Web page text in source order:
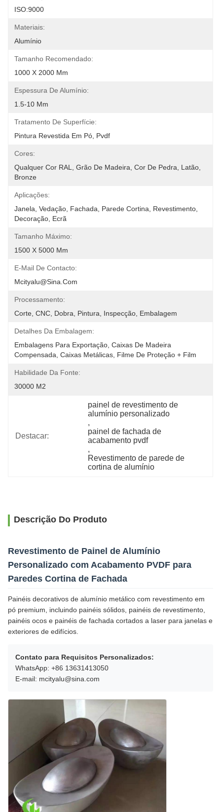
ISO:9000
Materiais:
Alumínio
Tamanho Recomendado:
1000 X 2000 Mm
Espessura De Alumínio:
1.5-10 Mm
Tratamento De Superfície:
Pintura Revestida Em Pó, Pvdf
Cores:
Qualquer Cor RAL, Grão De Madeira, Cor De Pedra, Latão,
Bronze
Aplicações:
Janela, Vedação, Fachada, Parede Cortina, Revestimento,
Decoração, Ecrã
Tamanho Máximo:
1500 X 5000 Mm
E-Mail De Contacto:
Mcityalu@sina.com
Processamento:
Corte, CNC, Dobra, Pintura, Inspecção, Embalagem
Detalhes Da Embalagem:
Embalagens Para Exportação, Caixas De Madeira
Compensada, Caixas Metálicas, Filme De Proteção + Film
Habilidade Da Fonte:
30000 M2
Destacar:
painel de revestimento de
alumínio personalizado
,
painel de fachada de
acabamento pvdf
,
Revestimento de parede de
cortina de alumínio
Descrição Do Produto
Revestimento de Painel de Alumínio
Personalizado com Acabamento PVDF para
Paredes Cortina de Fachada
Painéis decorativos de alumínio metálico com revestimento em
pó premium, incluindo painéis sólidos, painéis de revestimento,
painéis ocos e painéis de fachada cortados a laser para janelas e
exteriores de edifícios.
Contato para Requisitos Personalizados:
WhatsApp: +86 13631413050
E-mail: mcityalu@sina.com